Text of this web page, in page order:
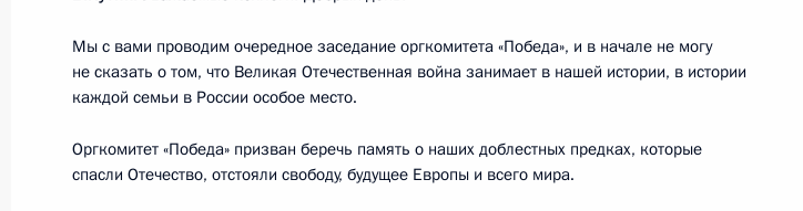
Поздравление Кириллу Пригоде с победой на чемпионате мира
по плаванию на короткой воде 2018 года на дистанции 200 м
брассом
Мы с вами проводим очередное заседание оргкомитета «Победа», и в начале не могу
не сказать о том, что Великая Отечественная война занимает в нашей истории, в истории
каждой семьи в России особое место.
Оргкомитет «Победа» призван беречь память о наших доблестных предках, которые
спасли Отечество, отстояли свободу, будущее Европы и всего мира.